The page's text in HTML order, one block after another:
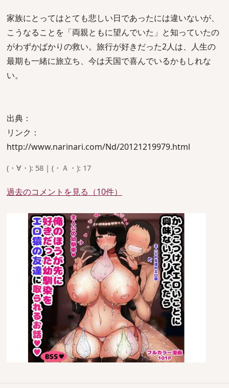
家族にとってはとても悲しい日であったには違いないが、
こうなることを「両親ともに望んでいた」と知っていたの
がわずかばかりの救い。旅行が好きだった2人は、人生の
最期も一緒に旅立ち、今は天国で喜んでいるかもしれな
い。
出典：
リンク：
http://www.narinari.com/Nd/20121219979.html
(・∀・): 58 | (・Ａ・): 17
過去のコメントを見る（10件）